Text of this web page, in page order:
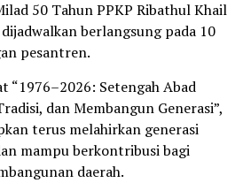
50 Tahun PPKP Ribathul Khail
berlangsung pada 10
pesantren.
“1976–2026: Setengah Abad
dan Membangun Generasi”,
terus melahirkan generasi
mampu berkontribusi bagi
daerah.